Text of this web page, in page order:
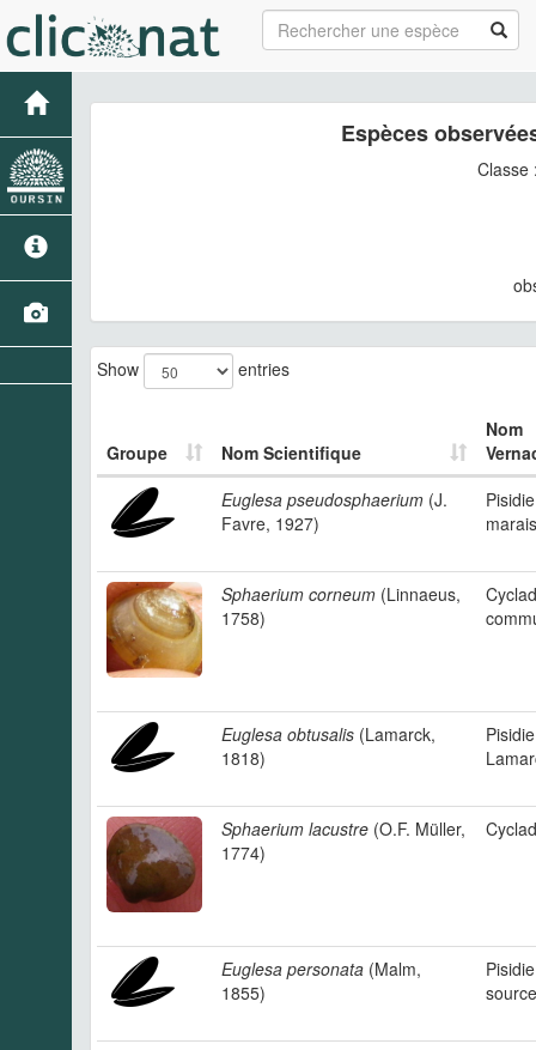
Espèces
Show entries
Groupe Nom Scientifique
Nom
Euglesa pseudosphaerium (J.
Favre, 1927)
marais
Sphaerium corneum (Linnaeus,
1758)
Euglesa obtusalis (Lamarck,
1818)
Sphaerium lacustre (O.F. Müller,
1774)
Euglesa personata (Malm,
1855)